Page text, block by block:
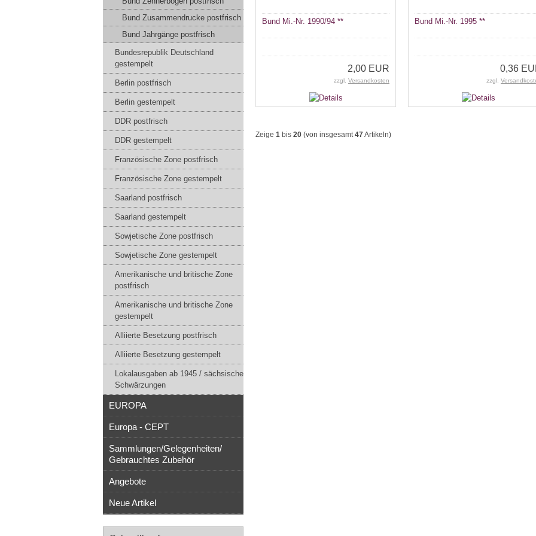
Bund Zusammendrucke postfrisch
Bund Jahrgänge postfrisch
Bundesrepublik Deutschland
gestempelt
Berlin postfrisch
Berlin gestempelt
DDR postfrisch
DDR gestempelt
Französische Zone postfrisch
Französische Zone gestempelt
Saarland postfrisch
Saarland gestempelt
Sowjetische Zone postfrisch
Sowjetische Zone gestempelt
Amerikanische und britische Zone
postfrisch
Amerikanische und britische Zone
gestempelt
Alliierte Besetzung postfrisch
Alliierte Besetzung gestempelt
Lokalausgaben ab 1945 / sächsische
Schwärzungen
EUROPA
Europa - CEPT
Sammlungen/Gelegenheiten/
Gebrauchtes Zubehör
Angebote
Neue Artikel
Bund Mi.-Nr. 1990/94 **
2,00 EUR
zzgl. Versandkosten
Bund Mi.-Nr. 1995 **
0,36
zzgl.
Zeige 1 bis 20 (von insgesamt47Artikeln)